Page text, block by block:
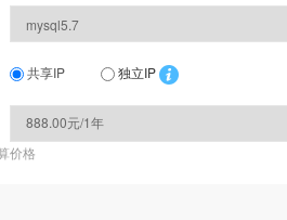
共享IP 独立IP
价格